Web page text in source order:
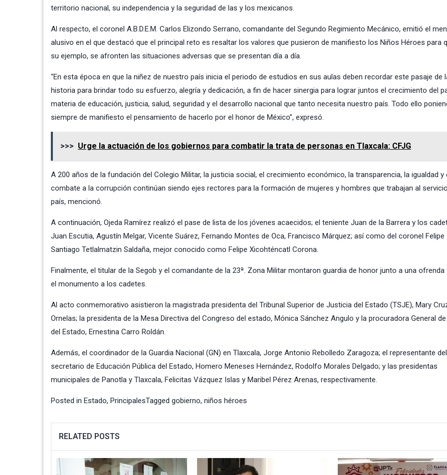
territorio nacional, su independencia y la seguridad de las y los mexicanos.
Al respecto, el coronel A.B.D.E.M. Carlos Elizondo Serrano, comandante del Segundo Regimiento Mecánico, emitió el
alusivo en el que destacó que el principal reto es resaltar los valores que pusieron de manifiesto los Niños Héroes para
su ejemplo, se afronten las situaciones adversas que se presentan día a día.
“En esta época en que la niñez de nuestro país inicia el periodo de estudios en sus aulas deben recordar este pasaje de
historia para brindar todo su esfuerzo, alegría y dedicación, a fin de hacer sinergia para lograr juntos el crecimiento del
materia de educación, justicia, salud, seguridad y el desarrollo nacional que tanto necesita nuestro país. Todo ello
siempre de manifiesto el pensamiento de hacerlo por el honor de México”, expresó.
>>> Urge la actuación de los gobiernos para combatir la trata de personas en Tlaxcala: CFJG
A 200 años de la fundación del Colegio Militar, la justicia social, el crecimiento económico, la transparencia, la igualdad y
combate a la corrupción continúan siendo ejes rectores para la formación de mujeres y hombres que trabajan al
país, mencionó.
A continuación, Ojeda Ramírez realizó el pase de lista de los jóvenes acaecidos; el teniente Juan de la Barrera y los
Juan Escutia, Agustín Melgar, Vicente Suárez, Fernando Montes de Oca, Francisco Márquez; así como del coronel Felipe
Santiago Tetlalmatzin Saldaña, mejor conocido como Felipe Xicohténcatl Corona.
Finalmente, el titular de la Segob y el comandante de la 23ª. Zona Militar montaron guardia de honor junto a una ofrenda
el monumento a los cadetes.
Al acto conmemorativo asistieron la magistrada presidenta del Tribunal Superior de Justicia del Estado (TSJE), Mary
Ornelas; la presidenta de la Mesa Directiva del Congreso del estado, Mónica Sánchez Angulo y la procuradora General
del Estado, Ernestina Carro Roldán.
Además, el coordinador de la Guardia Nacional (GN) en Tlaxcala, Jorge Antonio Rebolledo Zaragoza; el representante del
secretario de Educación Pública del Estado, Homero Meneses Hernández, Rodolfo Morales Delgado; y las presidentas
municipales de Panotla y Tlaxcala, Felicitas Vázquez Islas y Maribel Pérez Arenas, respectivamente.
Posted in Estado, PrincipalesTagged gobierno, niños héroes
RELATED POSTS